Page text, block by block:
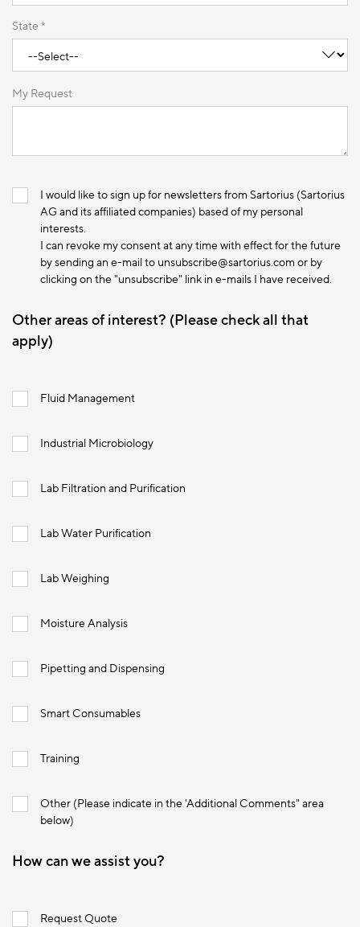
State *
My Request
I would like to sign up for newsletters from Sartorius (Sartorius
AG and its affiliated companies) based of my personal
interests.
I can revoke my consent at any time with effect for the future
by sending an e-mail to unsubscribe@sartorius.com or by
clicking on the "unsubscribe" link in e-mails I have received.
Other areas of interest? (Please check all that
apply)
Fluid Management
Industrial Microbiology
Lab Filtration and Purification
Lab Water Purification
Lab Weighing
Moisture Analysis
Pipetting and Dispensing
Smart Consumables
Training
Other (Please indicate in the 'Additional Comments" area
below)
How can we assist you?
Request Quote